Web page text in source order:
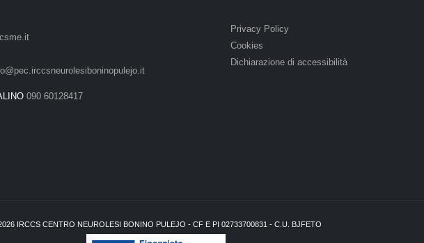
090 60128417
Privacy Policy
Cookies
Dichiarazione di accessibilità
IRCCS CENTRO NEUROLESI BONINO PULEJO - CF E PI 02733700831 - C.U. BJFETO